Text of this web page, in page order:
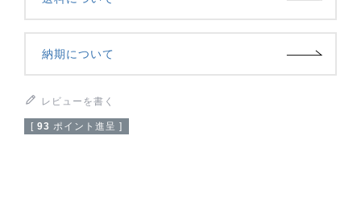
納期について
レビューを書く
[ 93 ポイント進呈 ]